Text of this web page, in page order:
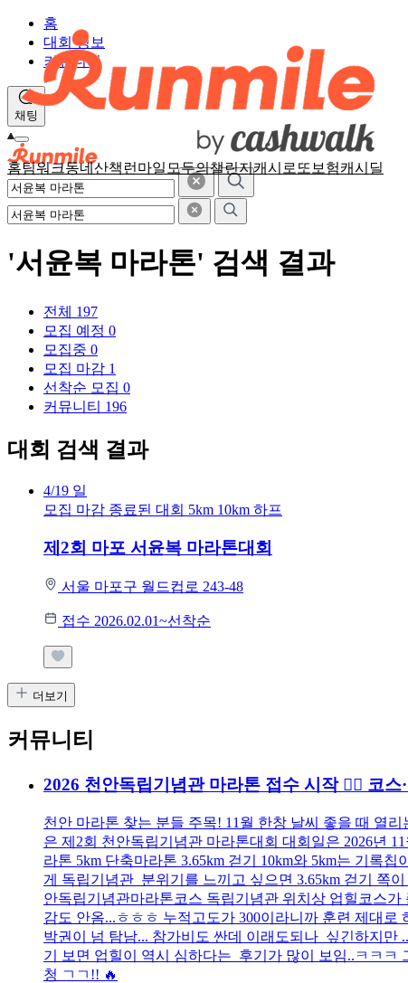
홈팀워크동네산책 런마일 모두의챌린지캐시로또 보험캐시딜
홈
대회 정보
커뮤니티
채팅
'서윤복 마라톤' 검색 결과
전체 197
모집 예정 0
모집중 0
모집 마감 1
선착순 모집 0
커뮤니티 196
대회 검색 결과
4/19 일
모집 마감 종료된 대회 5km 10km 하프
제2회 마포 서윤복 마라톤대회
서울 마포구 월드컵로 243-48
접수 2026.02.01~선착순
더보기
커뮤니티
2026 천안독립기념관 마라톤 접수 시작 🏃‍♂️ 코스
천안 마라톤 찾는 분들 주목! 11월 한창 날씨 좋을 때 열
은 제2회 천안독립기념관 마라톤대회 대회일은 2026년
라톤 5km 단축마라톤 3.65km 걷기 10km와 5km는 기록
게 독립기념관 분위기를 느끼고 싶으면 3.65km 걷기 쪽
안독립기념관마라톤코스 독립기념관 위치상 업힐코스
감도 안옴...ㅎㅎㅎ 누적고도가 300이라니까 훈련 제대
박권이 넘 탐남... 참가비도 싼데 이래도되나 싶긴하지만
기 보면 업힐이 역시 심하다는 후기가 많이 보임..ㅋㅋㅋ
청 ㄱㄱ!! 🔥